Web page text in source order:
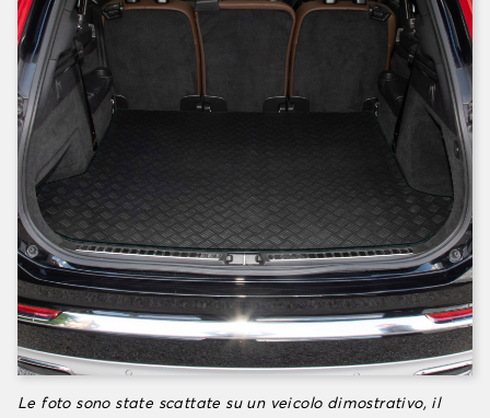
Le foto sono state scattate su un veicolo dimostrativo, il